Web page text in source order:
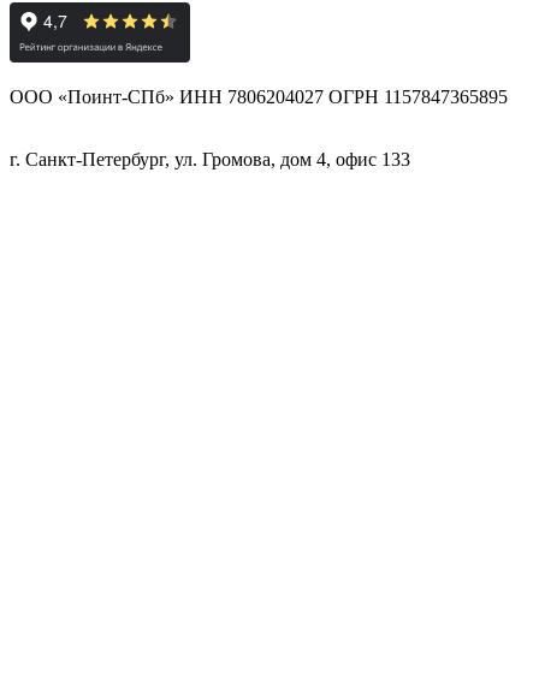
ООО «Поинт-СПб» ИНН 7806204027 ОГРН 1157847365895
г. Санкт-Петербург, ул. Громова, дом 4, офис 133